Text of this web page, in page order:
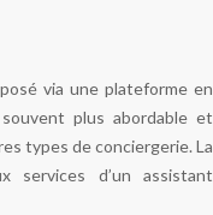
via une plateforme en
plus abordable et
types de conciergerie. La
services d’un assistant